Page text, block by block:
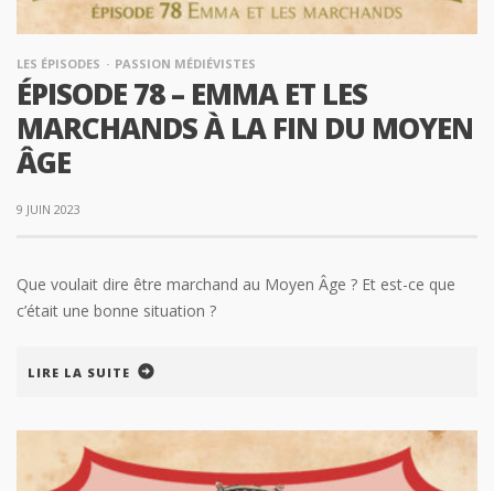
LES ÉPISODES PASSION MÉDIÉVISTES
ÉPISODE 78 – EMMA ET LES
MARCHANDS À LA FIN DU MOYEN
ÂGE
9 JUIN 2023
Que voulait dire être marchand au Moyen Âge ? Et est-ce que
c’était une bonne situation ?
LIRE LA SUITE